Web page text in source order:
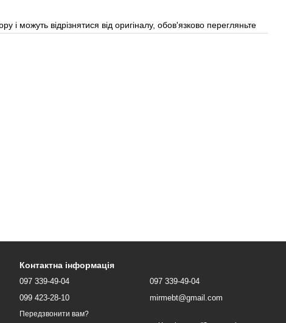
і можуть відрізнятися від оригіналу, обов'язково перегляньте
Контактна інформація
097 339-49-04
099 423-28-10
Передзвонити вам?
097 339-49-04
mirmebt@gmail.com